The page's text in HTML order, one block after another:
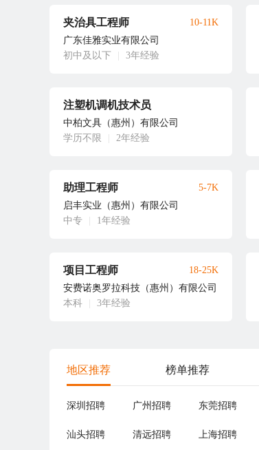
夹治具工程师
广东佳雅实业有限公司
初中及以下
3年经验
10-11K
注塑机调机技术员
中柏文具（惠州）有限公司
学历不限
2年经验
助理工程师
启丰实业（惠州）有限公司
中专
1年经验
5-7K
项目工程师
安费诺奥罗拉科技（惠州）有限公司
本科
3年经验
18-25K
地区推荐 榜单推荐
深圳招聘 广州招聘 东莞招聘
汕头招聘 清远招聘 上海招聘